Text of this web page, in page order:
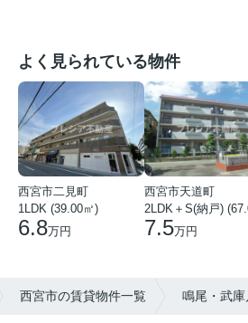
よく見られている物件
西宮市二見町
1LDK (39.00㎡)
6.8万円
西宮市天道町
7.5万円
西宮市の賃貸物件一覧 鳴尾・武